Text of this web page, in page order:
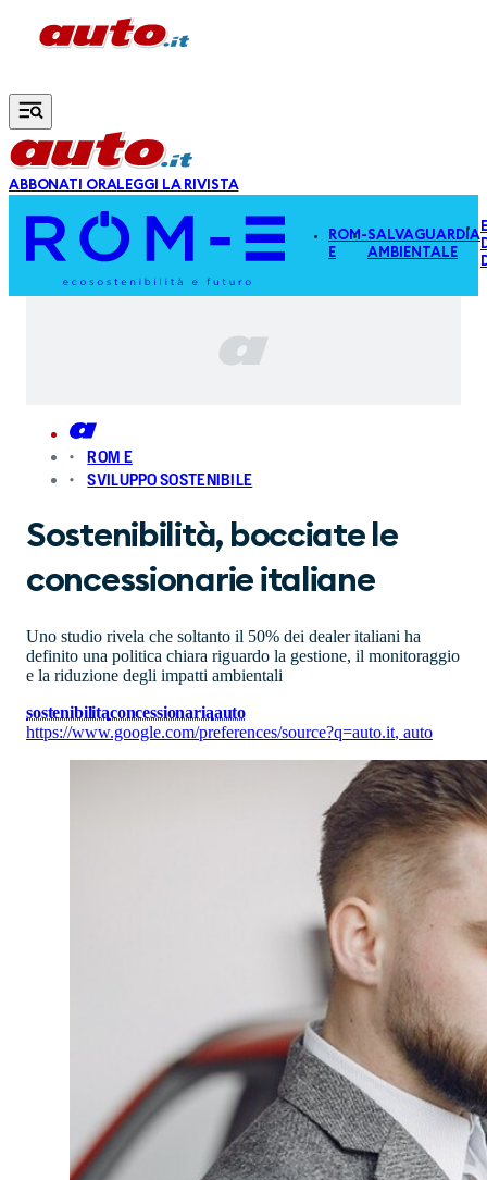
Vai al contenuto principale
ABBONATI ORALEGGI LA RIVISTA
ROM-
E
SALVAGUARDIA
AMBIENTALE
ROM E
SVILUPPO SOSTENIBILE
Sostenibilità, bocciate le
concessionarie italiane
Uno studio rivela che soltanto il 50% dei dealer italiani ha
definito una politica chiara riguardo la gestione, il monitoraggio
e la riduzione degli impatti ambientali
sostenibilitaconcessionariaauto
https://www.google.com/preferences/source?q=auto.it, auto